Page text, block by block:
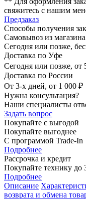
свяжитесь с нашим
Предзаказ
Способы получения
Самовывоз из магазина
Сегодня или позже,
Доставка по Уфе
Сегодня или позже, от
Доставка по России
От 3-х дней, от 1 000 ₽
Нужна консультация?
Наши специалисты
Задать вопрос
Покупайте с выгодой
Покупайте выгоднее
С программой Trade-In
Подробнее
Рассрочка и кредит
Покупайте технику до
Подробнее
Описание
возврата и обмена